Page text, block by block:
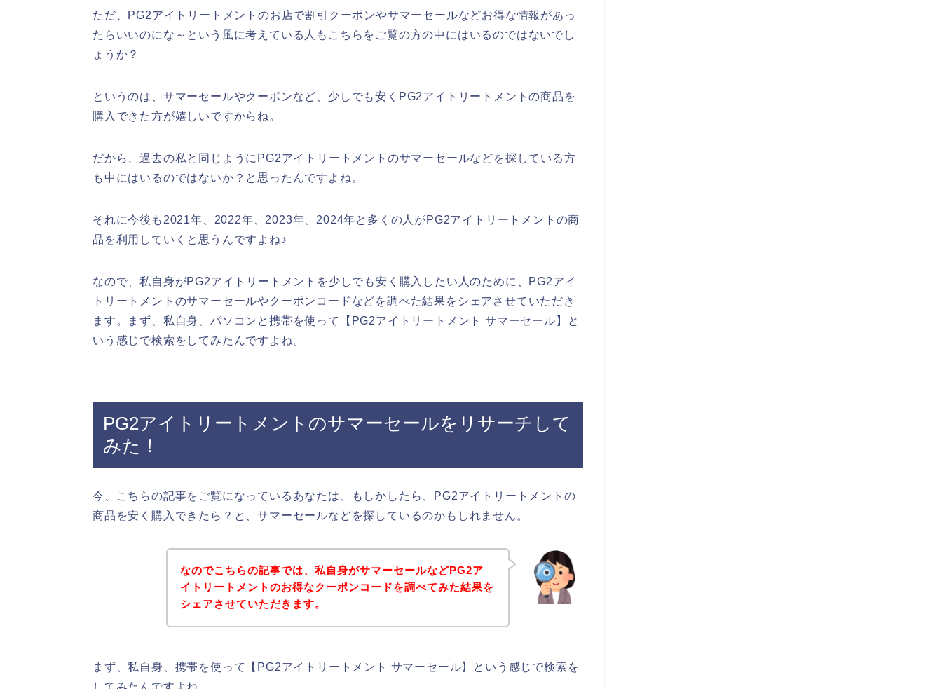
ただ、PG2アイトリートメントのお店で割引クーポンやサマーセールなどお得な情報があっ
たらいいのにな～という風に考えている人もこちらをご覧の方の中にはいるのではないでし
ょうか？
というのは、サマーセールやクーポンなど、少しでも安くPG2アイトリートメントの商品を
購入できた方が嬉しいですからね。
だから、過去の私と同じようにPG2アイトリートメントのサマーセールなどを探している方
も中にはいるのではないか？と思ったんですよね。
それに今後も2021年、2022年、2023年、2024年と多くの人がPG2アイトリートメントの商
品を利用していくと思うんですよね♪
なので、私自身がPG2アイトリートメントを少しでも安く購入したい人のために、PG2アイ
トリートメントのサマーセールやクーポンコードなどを調べた結果をシェアさせていただき
ます。まず、私自身、パソコンと携帯を使って【PG2アイトリートメント サマーセール】と
いう感じで検索をしてみたんですよね。
PG2アイトリートメントのサマーセールをリサーチして
みた！
今、こちらの記事をご覧になっているあなたは、もしかしたら、PG2アイトリートメントの
商品を安く購入できたら？と、サマーセールなどを探しているのかもしれません。
なのでこちらの記事では、私自身がサマーセールなどPG2ア
イトリートメントのお得なクーポンコードを調べてみた結果を
シェアさせていただきます。
まず、私自身、携帯を使って【PG2アイトリートメント サマーセール】という感じで検索を
してみたんですよね。